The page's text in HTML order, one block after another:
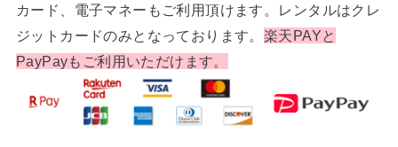
カード、電子マネーもご利用頂けます。レンタルはクレ
ジットカードのみとなっております。 楽天PAYと
PayPayもご利用いただけます。